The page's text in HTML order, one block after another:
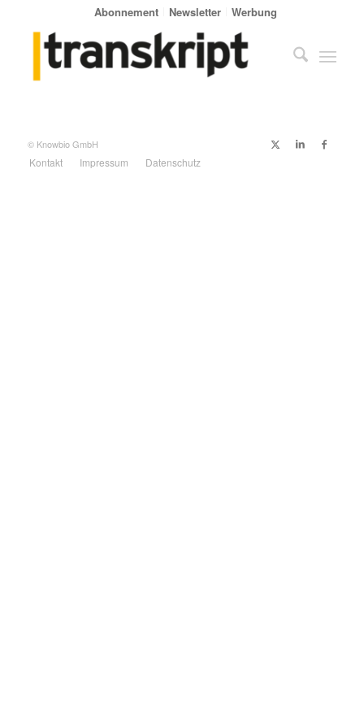
Abonnement Newsletter Werbung
© Knowbio GmbH
Kontakt Impressum Datenschutz